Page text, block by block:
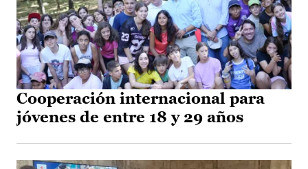
Cooperación internacional para
jóvenes de entre 18 y 29 años